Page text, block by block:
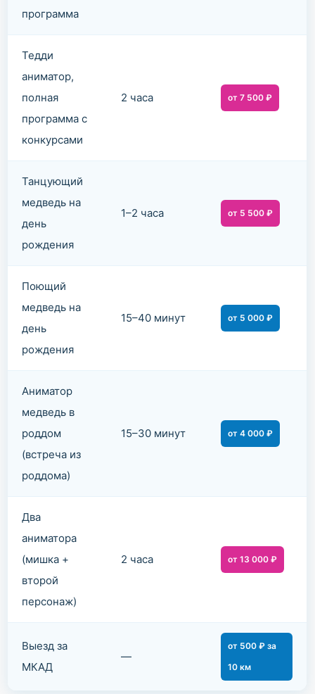
программа
Тедди
аниматор,
полная
программа с
конкурсами
2 часа от 7 500 ₽
Танцующий
медведь на
день
рождения
1–2 часа от 5 500 ₽
Поющий
медведь на
день
рождения
15–40 минут от 5 000 ₽
Аниматор
медведь в
роддом
(встреча из
роддома)
15–30 минут от 4 000 ₽
Два
аниматора
(мишка +
второй
персонаж)
2 часа от 13 000 ₽
Выезд за
МКАД
—
от 500 ₽ за
10 км